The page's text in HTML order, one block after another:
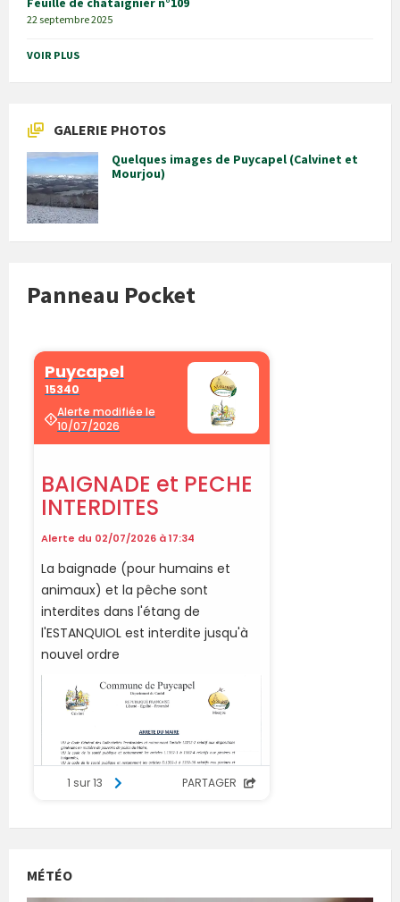
22 septembre 2025
VOIR PLUS
GALERIE PHOTOS
Quelques images de Puycapel (Calvinet et
Mourjou)
Panneau Pocket
MÉTÉO